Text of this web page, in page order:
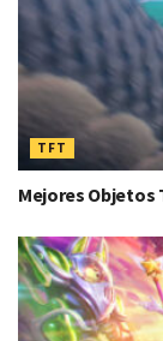
TFT
Mejores Objetos